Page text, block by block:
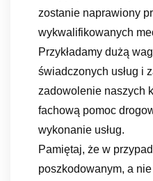
zostanie naprawiony
wykwalifikowanych
Przykładamy dużą
świadczonych usług i
zadowolenie naszych
fachową pomoc
wykonanie usług.
Pamiętaj, że w
poszkodowanym, a